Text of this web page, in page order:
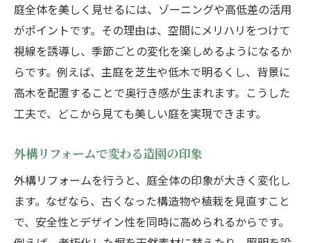
庭全体を美しく見せるには、ゾーニングや高低差の活用
がポイントです。その理由は、空間にメリハリをつけて
視線を誘導し、季節ごとの変化を楽しめるようになるか
らです。例えば、主庭を芝生や低木で明るくし、背景に
高木を配置することで奥行き感が生まれます。こうした
工夫で、どこから見ても美しい庭を実現できます。
外構リフォームで変わる造園の印象
外構リフォームを行うと、庭全体の印象が大きく変化し
ます。なぜなら、古くなった構造物や植栽を見直すこと
で、安全性とデザイン性を同時に高められるからです。